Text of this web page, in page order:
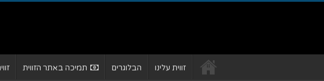
זווית עלינו הבלוגרים תמיכה באתר הזווית